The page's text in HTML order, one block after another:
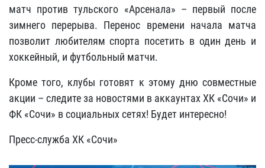
матч против тульского «Арсенала» – первый после
зимнего перерыва. Перенос времени начала матча
позволит любителям спорта посетить в один день и
хоккейный, и футбольный матчи.
Кроме того, клубы готовят к этому дню совместные
акции – следите за новостями в аккаунтах ХК «Сочи» и
ФК «Сочи» в социальных сетях! Будет интересно!
Пресс-служба ХК «Сочи»